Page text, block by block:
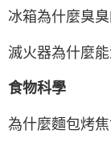
冰箱為什麼臭臭
滅火器為什麼能
食物科學
為什麼麵包烤